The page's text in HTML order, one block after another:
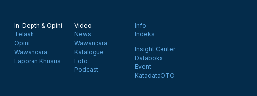
In-Depth & Opini
Telaah
Opini
Wawancara
Laporan Khusus
Video
News
Wawancara
Katalogue
Foto
Podcast
Info
Indeks
Insight Center
Databoks
Event
KatadataOTO